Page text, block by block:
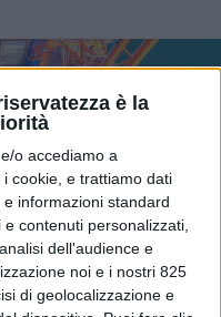
è la
o accediamo a
cookie, e trattiamo dati
informazioni standard
contenuti personalizzati,
dell'audience e
noi e i nostri 825
di geolocalizzazione e